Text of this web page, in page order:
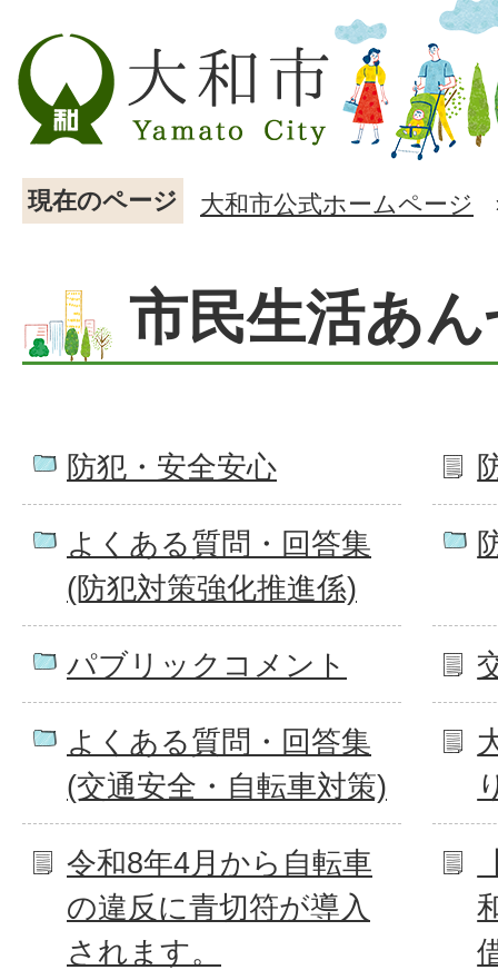
現在のページ 大和市公式ホームページ
市民生活あ
防犯・安全安心
よくある質問・回答集
(防犯対策強化推進係)
パブリックコメント
よくある質問・回答集
(交通安全・自転車対策)
令和8年4月から自転車
の違反に青切符が導入
されます。